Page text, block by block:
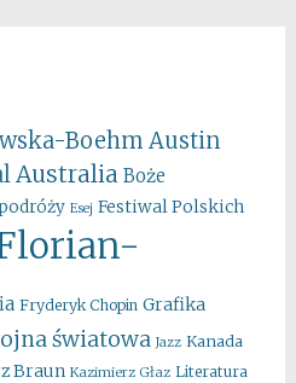
Boehm Austin
Australia Boże
Esej Festiwal Polskich
Fryderyk Chopin Grafika
światowa Jazz Kanada
Braun Kazimierz Głaz Literatura